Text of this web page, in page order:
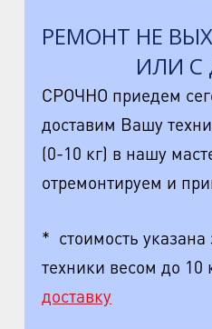
РЕМОНТ НЕ
ИЛИ С
СРОЧНО приедем
доставим Вашу
(0-10 кг) в нашу
отремонтируем и
* стоимость указана
техники весом до 10
доставку